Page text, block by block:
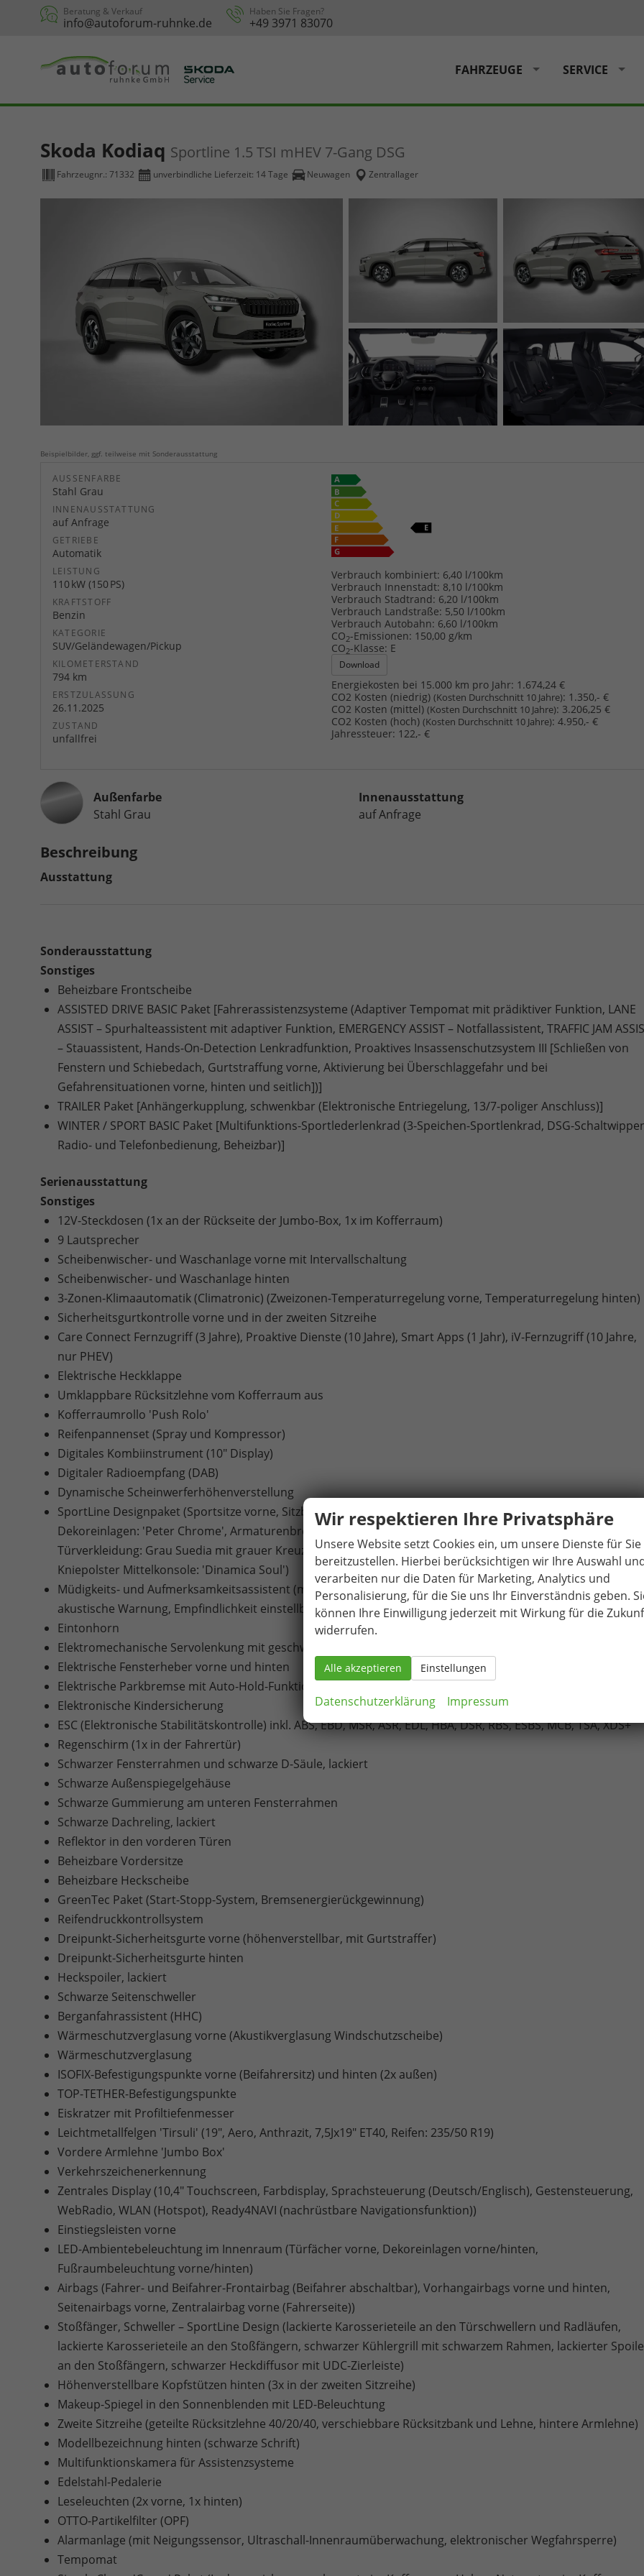
Beratung & Verkauf
info@autoforum-ruhnke.de
Haben Sie Fragen?
+49 3971 83070
FAHRZEUGE SERVICE
Skoda Kodiaq Sportline 1.5 TSI mHEV 7-Gang DSG
Fahrzeugnr.: 71332 unverbindliche Lieferzeit: 14 Tage Neuwagen Zentrallager
Beispielbilder, ggf. teilweise mit Sonderausstattung
AUSSENFARBE
Stahl Grau
INNENAUSSTATTUNG
auf Anfrage
GETRIEBE
Automatik
LEISTUNG
110 kW (150 PS)
KRAFTSTOFF
Benzin
KATEGORIE
SUV/Geländewagen/Pickup
KILOMETERSTAND
794 km
ERSTZULASSUNG
26.11.2025
ZUSTAND
unfallfrei
Verbrauch kombiniert: 6,40 l/100km
Verbrauch Innenstadt: 8,10 l/100km
Verbrauch Stadtrand: 6,20 l/100km
Verbrauch Landstraße: 5,50 l/100km
Verbrauch Autobahn: 6,60 l/100km
CO2-Emissionen: 150,00 g/km
CO2-Klasse: E
Download
Energiekosten bei 15.000 km pro Jahr: 1.674,24 €
CO2 Kosten (niedrig) (Kosten Durchschnitt 10 Jahre): 1.350,- €
CO2 Kosten (mittel) (Kosten Durchschnitt 10 Jahre): 3.206,25 €
CO2 Kosten (hoch) (Kosten Durchschnitt 10 Jahre): 4.950,- €
Jahressteuer: 122,- €
Außenfarbe
Stahl Grau
Innenausstattung
auf Anfrage
Beschreibung
Ausstattung
Sonderausstattung
Sonstiges
Beheizbare Frontscheibe
ASSISTED DRIVE BASIC Paket [Fahrerassistenzsysteme (Adaptiver Tempomat mit prädiktiver Funktion, LANE
ASSIST – Spurhalteassistent mit adaptiver Funktion, EMERGENCY ASSIST – Notfallassistent, TRAFFIC JAM
– Stauassistent, Hands-On-Detection Lenkradfunktion, Proaktives Insassenschutzsystem III [Schließen von
Fenstern und Schiebedach, Gurtstraffung vorne, Aktivierung bei Überschlaggefahr und bei
Gefahrensituationen vorne, hinten und seitlich])]
TRAILER Paket [Anhängerkupplung, schwenkbar (Elektronische Entriegelung, 13/7-poliger Anschluss)]
WINTER / SPORT BASIC Paket [Multifunktions-Sportlederlenkrad (3-Speichen-Sportlenkrad, DSG-
Radio- und Telefonbedienung, Beheizbar)]
Serienausstattung
Sonstiges
12V-Steckdosen (1x an der Rückseite der Jumbo-Box, 1x im Kofferraum)
9 Lautsprecher
Scheibenwischer- und Waschanlage vorne mit Intervallschaltung
Scheibenwischer- und Waschanlage hinten
3-Zonen-Klimaautomatik (Climatronic) (Zweizonen-Temperaturregelung vorne, Temperaturregelung hinten)
Sicherheitsgurtkontrolle vorne und in der zweiten Sitzreihe
Care Connect Fernzugriff (3 Jahre), Proaktive Dienste (10 Jahre), Smart Apps (1 Jahr), iV-Fernzugriff (10 Jahre,
nur PHEV)
Elektrische Heckklappe
Umklappbare Rücksitzlehne vom Kofferraum aus
Kofferraumrollo 'Push Rolo'
Reifenpannenset (Spray und Kompressor)
Digitales Kombiinstrument (10" Display)
Digitaler Radioempfang (DAB)
Dynamische Scheinwerferhöhenverstellung
SportLine Designpaket (Sportsitze vorne, Sitzbezüge: Schwarz/Grau Suedia/Kunstleder mit grauer Naht,
Dekoreinlagen: 'Peter Chrome', Armaturenbrettverkleidung: Grau Suedia mit grauer Kreuznaht,
Türverkleidung: Grau Suedia mit grauer Kreuznaht, Vordere Armlehne: Grau Suedia mit grauer Naht,
Kniepolster Mittelkonsole: 'Dinamica Soul')
Müdigkeits- und Aufmerksamkeitsassistent (mit fortschrittlichem Auswertungsalgorithmus, visuelle und
akustische Warnung, Empfindlichkeit einstellbar)
Eintonhorn
Elektromechanische Servolenkung mit geschwindigkeitsabhängiger Unterstützung
Elektrische Fensterheber vorne und hinten
Elektrische Parkbremse mit Auto-Hold-Funktion
Elektronische Kindersicherung
ESC (Elektronische Stabilitätskontrolle) inkl. ABS, EBD, MSR, ASR, EDL, HBA, DSR, RBS, ESBS, MCB, TSA, XDS+
Regenschirm (1x in der Fahrertür)
Schwarzer Fensterrahmen und schwarze D-Säule, lackiert
Schwarze Außenspiegelgehäuse
Schwarze Gummierung am unteren Fensterrahmen
Schwarze Dachreling, lackiert
Reflektor in den vorderen Türen
Beheizbare Vordersitze
Beheizbare Heckscheibe
GreenTec Paket (Start-Stopp-System, Bremsenergierückgewinnung)
Reifendruckkontrollsystem
Dreipunkt-Sicherheitsgurte vorne (höhenverstellbar, mit Gurtstraffer)
Dreipunkt-Sicherheitsgurte hinten
Heckspoiler, lackiert
Schwarze Seitenschweller
Berganfahrassistent (HHC)
Wärmeschutzverglasung vorne (Akustikverglasung Windschutzscheibe)
Wärmeschutzverglasung
ISOFIX-Befestigungspunkte vorne (Beifahrersitz) und hinten (2x außen)
TOP-TETHER-Befestigungspunkte
Eiskratzer mit Profiltiefenmesser
Leichtmetallfelgen 'Tirsuli' (19", Aero, Anthrazit, 7,5Jx19" ET40, Reifen: 235/50 R19)
Vordere Armlehne 'Jumbo Box'
Verkehrszeichenerkennung
Zentrales Display (10,4" Touchscreen, Farbdisplay, Sprachsteuerung (Deutsch/Englisch), Gestensteuerung,
WebRadio, WLAN (Hotspot), Ready4NAVI (nachrüstbare Navigationsfunktion))
Einstiegsleisten vorne
LED-Ambientebeleuchtung im Innenraum (Türfächer vorne, Dekoreinlagen vorne/hinten,
Fußraumbeleuchtung vorne/hinten)
Airbags (Fahrer- und Beifahrer-Frontairbag (Beifahrer abschaltbar), Vorhangairbags vorne und hinten,
Seitenairbags vorne, Zentralairbag vorne (Fahrerseite))
Stoßfänger, Schweller – SportLine Design (lackierte Karosserieteile an den Türschwellern und Radläufen,
lackierte Karosserieteile an den Stoßfängern, schwarzer Kühlergrill mit schwarzem Rahmen, lackierter
an den Stoßfängern, schwarzer Heckdiffusor mit UDC-Zierleiste)
Höhenverstellbare Kopfstützen hinten (3x in der zweiten Sitzreihe)
Makeup-Spiegel in den Sonnenblenden mit LED-Beleuchtung
Zweite Sitzreihe (geteilte Rücksitzlehne 40/20/40, verschiebbare Rücksitzbank und Lehne, hintere Armlehne)
Modellbezeichnung hinten (schwarze Schrift)
Multifunktionskamera für Assistenzsysteme
Edelstahl-Pedalerie
Leseleuchten (2x vorne, 1x hinten)
OTTO-Partikelfilter (OPF)
Alarmanlage (mit Neigungssensor, Ultraschall-Innenraumüberwachung, elektronischer Wegfahrsperre)
Tempomat
Wir respektieren Ihre Privatsphäre
Unsere Website setzt Cookies ein, um unsere Dienste für Sie
bereitzustellen. Hierbei berücksichtigen wir Ihre Auswahl
verarbeiten nur die Daten für Marketing, Analytics und
Personalisierung, für die Sie uns Ihr Einverständnis geben.
können Ihre Einwilligung jederzeit mit Wirkung für die
widerrufen.
Alle akzeptieren Einstellungen
Datenschutzerklärung Impressum